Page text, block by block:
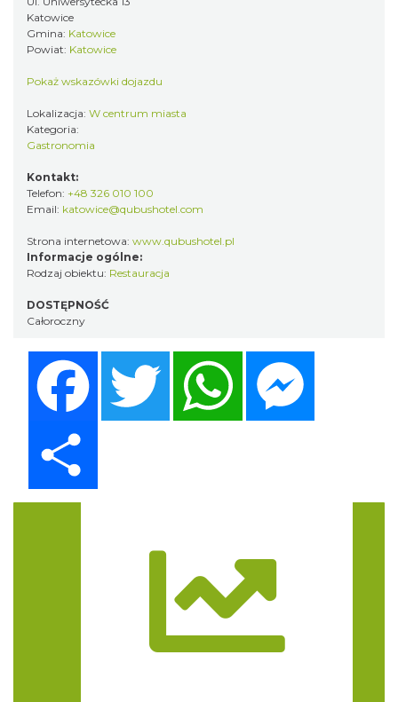
Katowice
Gmina: Katowice
Powiat: Katowice
Pokaż wskazówki dojazdu
Lokalizacja: W centrum miasta
Kategoria:
Gastronomia
Kontakt:
Telefon: +48 326 010 100
Email: katowice@qubushotel.com
Strona internetowa: www.qubushotel.pl
Informacje ogólne:
Rodzaj obiektu: Restauracja
DOSTĘPNOŚĆ
Całoroczny
Twitter WhatsApp